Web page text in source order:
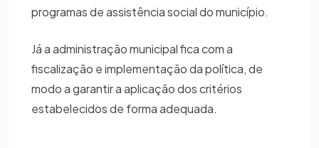
programas de assistência social do município.
Já a administração municipal fica com a
fiscalização e implementação da política, de
modo a garantir a aplicação dos critérios
estabelecidos de forma adequada.